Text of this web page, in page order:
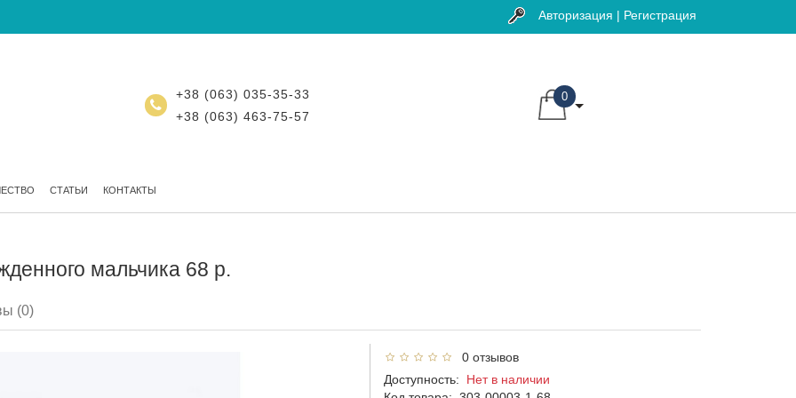
Авторизация | Регистрация
+38 (063) 035-35-33
+38 (063) 463-75-57
0
СТАТЬИ КОНТАКТЫ
мальчика 68 р.
(0)
0 отзывов
Доступность: Нет в наличии